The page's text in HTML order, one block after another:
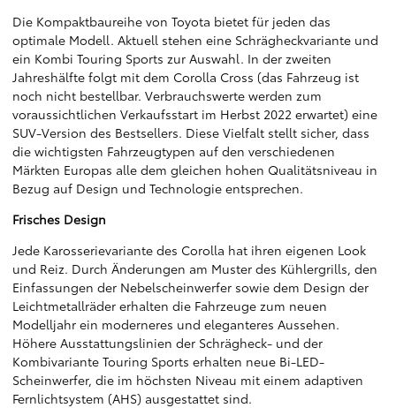
Die Kompaktbaureihe von Toyota bietet für jeden das
optimale Modell. Aktuell stehen eine Schrägheckvariante und
ein Kombi Touring Sports zur Auswahl. In der zweiten
Jahreshälfte folgt mit dem Corolla Cross (das Fahrzeug ist
noch nicht bestellbar. Verbrauchswerte werden zum
voraussichtlichen Verkaufsstart im Herbst 2022 erwartet) eine
SUV-Version des Bestsellers. Diese Vielfalt stellt sicher, dass
die wichtigsten Fahrzeugtypen auf den verschiedenen
Märkten Europas alle dem gleichen hohen Qualitätsniveau in
Bezug auf Design und Technologie entsprechen.
Frisches Design
Jede Karosserievariante des Corolla hat ihren eigenen Look
und Reiz. Durch Änderungen am Muster des Kühlergrills, den
Einfassungen der Nebelscheinwerfer sowie dem Design der
Leichtmetallräder erhalten die Fahrzeuge zum neuen
Modelljahr ein moderneres und eleganteres Aussehen.
Höhere Ausstattungslinien der Schrägheck- und der
Kombivariante Touring Sports erhalten neue Bi-LED-
Scheinwerfer, die im höchsten Niveau mit einem adaptiven
Fernlichtsystem (AHS) ausgestattet sind.